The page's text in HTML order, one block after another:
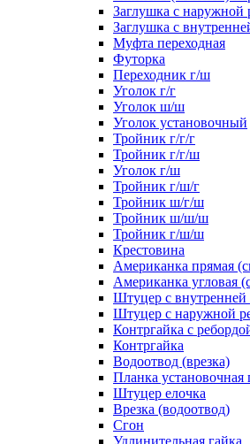
Заглушка с наружной
Заглушка с
Муфта переходная
Футорка
Переходник г/ш
Уголок г/г
Уголок ш/ш
Уголок установочный
Тройник г/г/г
Тройник г/г/ш
Уголок г/ш
Тройник г/ш/г
Тройник ш/г/ш
Тройник ш/ш/ш
Тройник г/ш/ш
Крестовина
Американка прямая
Американка угловая
Штуцер с внутренней
Штуцер с наружной
Контргайка с
Контргайка
Водоотвод (врезка)
Планка установочная
Штуцер елочка
Врезка (водоотвод)
Сгон
Удлинительная гайка